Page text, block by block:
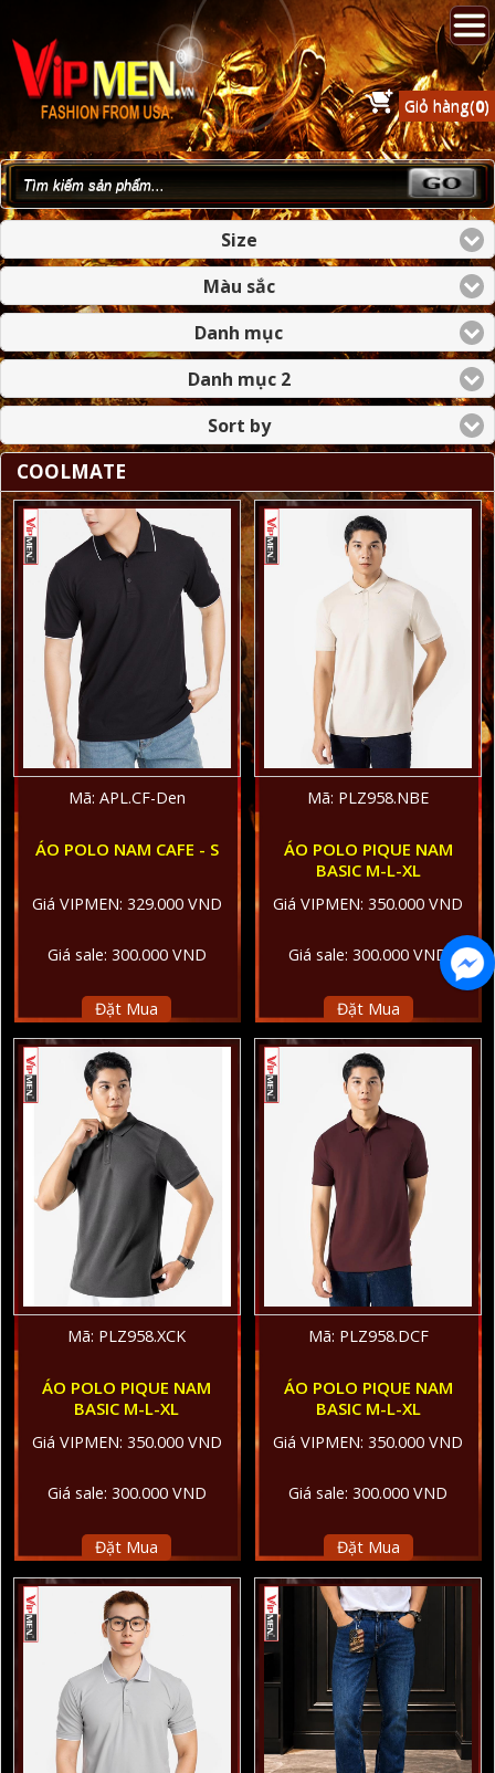
Giỏ hàng(0)
Size
Màu sắc
Danh mục
Danh mục 2
Sort by
COOLMATE
Mã: APL.CF-Den
ÁO POLO NAM CAFE - S
Giá VIPMEN: 329.000 VND
Giá sale: 300.000 VND
Đặt Mua
Mã: PLZ958.NBE
ÁO POLO PIQUE NAM
BASIC M-L-XL
Giá VIPMEN: 350.000 VND
Giá sale: 300.000 VND
Đặt Mua
Mã: PLZ958.XCK
ÁO POLO PIQUE NAM
BASIC M-L-XL
Giá VIPMEN: 350.000 VND
Giá sale: 300.000 VND
Đặt Mua
Mã: PLZ958.DCF
ÁO POLO PIQUE NAM
BASIC M-L-XL
Giá VIPMEN: 350.000 VND
Giá sale: 300.000 VND
Đặt Mua